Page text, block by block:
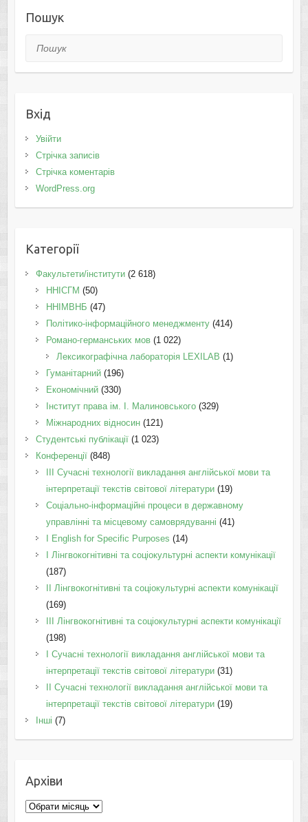
Пошук
Пошук
Вхід
Увійти
Стрічка записів
Стрічка коментарів
WordPress.org
Категорії
Факультети/інститути(2 618)
ННІСГМ (50)
ННІМВНБ (47)
Політико-інформаційного менеджменту(414)
Романо-германських мов(1 022)
Лексикографічна лабораторія LEXILAB (1)
Гуманітарний(196)
Економічний(330)
Інститут права ім. І. Малиновського(329)
Міжнародних відносин(121)
Студентські публікації(1 023)
Конференції(848)
III Сучасні технології викладання англійської мови та
інтерпретації текстів світової літератури(19)
Соціально-інформаційні процеси в державному
управлінні та місцевому самоврядуванні (41)
І English for Specific Purposes (14)
I Лінгвокогнітивні та соціокультурні аспекти комунікації
(187)
IІ Лінгвокогнітивні та соціокультурні аспекти комунікації
(169)
IІI Лінгвокогнітивні та соціокультурні аспекти комунікації
(198)
I Cучасні технології викладання англійської мови та
інтерпретації текстів світової літератури(31)
II Cучасні технології викладання англійської мови та
інтерпретації текстів світової літератури(19)
Інші (7)
Архіви
Архіви